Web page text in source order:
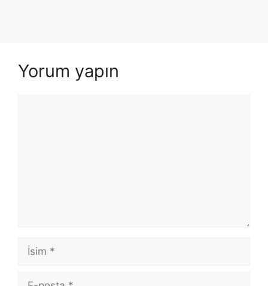
Yorum yapın
İsim